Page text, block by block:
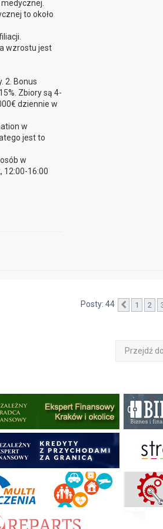
to około
wzrostu jest
2. Bonus
Zbiory są 4-
dziennie w
w
jest to
w
12:00-16:00
Posty: 44 1 2
Przejdź